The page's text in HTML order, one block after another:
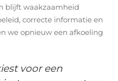
blijft waakzaamheid
correcte informatie en
we opnieuw een afkoeling
voor een